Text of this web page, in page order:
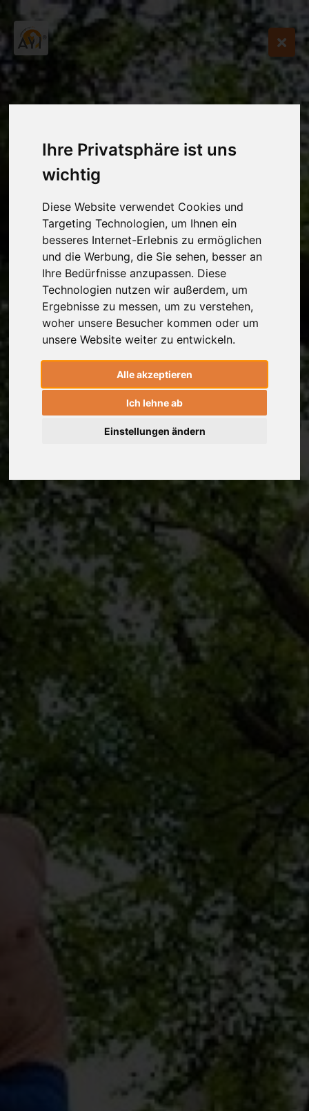
Ihre Privatsphäre ist uns
wichtig
Diese Website verwendet Cookies und
Targeting Technologien, um Ihnen ein
besseres Internet-Erlebnis zu ermöglichen
und die Werbung, die Sie sehen, besser an
Ihre Bedürfnisse anzupassen. Diese
Technologien nutzen wir außerdem, um
Ergebnisse zu messen, um zu verstehen,
woher unsere Besucher kommen oder um
unsere Website weiter zu entwickeln.
Alle akzeptieren
Ich lehne ab
Einstellungen ändern